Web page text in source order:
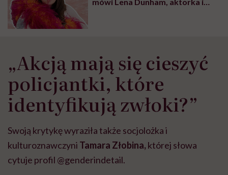
„Akcją mają się cieszyć
policjantki, które
identyfikują zwłoki?”
Swoją krytykę wyraziła także socjolożka i
kulturoznawczyni Tamara Złobina, której słowa
cytuje profil @genderindetail.